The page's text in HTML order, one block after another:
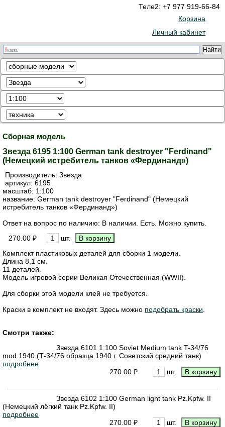
Теле2: +7 977 919-66-84
Корзина
Личный кабинет
Сборная модель
Звезда 6195 1:100 German tank destroyer "Ferdinand"
(Немецкий истребитель танков «Фердинанд»)
Производитель: Звезда
артикул: 6195
масштаб: 1:100
название: German tank destroyer "Ferdinand" (Немецкий
истребитель танков «Фердинанд»)
Ответ на вопрос по наличию: В наличии. Есть. Можно купить.
270.00 ₽
шт.
Комплект пластиковых деталей для сборки 1 модели.
Длина 8,1 см.
11 деталей.
Модель игровой серии Великая Отечественная (WWII).
Для сборки этой модели клей не требуется.
Краски в комплект не входят. Здесь можно подобрать краски
Смотри также:
Звезда 6101 1:100 Soviet Medium tank T-34/76
mod.1940 (Т-34/76 образца 1940 г. Советский средний танк)
подробнее
270.00 ₽
шт.
Звезда 6102 1:100 German light tank Pz.Kpfw. II
(Немецкий лёгкий танк Pz.Kpfw. II)
подробнее
270.00 ₽
шт.